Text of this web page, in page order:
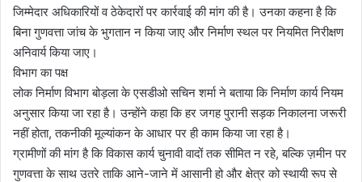
जिम्मेदार अधिकारियों व ठेकेदारों पर कार्रवाई की मांग की है। उनका कहना है कि
बिना गुणवत्ता जांच के भुगतान न किया जाए और निर्माण स्थल पर नियमित निरीक्षण
अनिवार्य किया जाए।
विभाग का पक्ष
लोक निर्माण विभाग बोड़ला के एसडीओ सचिन शर्मा ने बताया कि निर्माण कार्य नियम
अनुसार किया जा रहा है। उन्होंने कहा कि हर जगह पुरानी सड़क निकालना जरूरी
नहीं होता, तकनीकी मूल्यांकन के आधार पर ही काम किया जा रहा है।
ग्रामीणों की मांग है कि विकास कार्य चुनावी वादों तक सीमित न रहे, बल्कि ज़मीन पर
गुणवत्ता के साथ उतरे ताकि आने-जाने में आसानी हो और क्षेत्र को स्थायी रूप से